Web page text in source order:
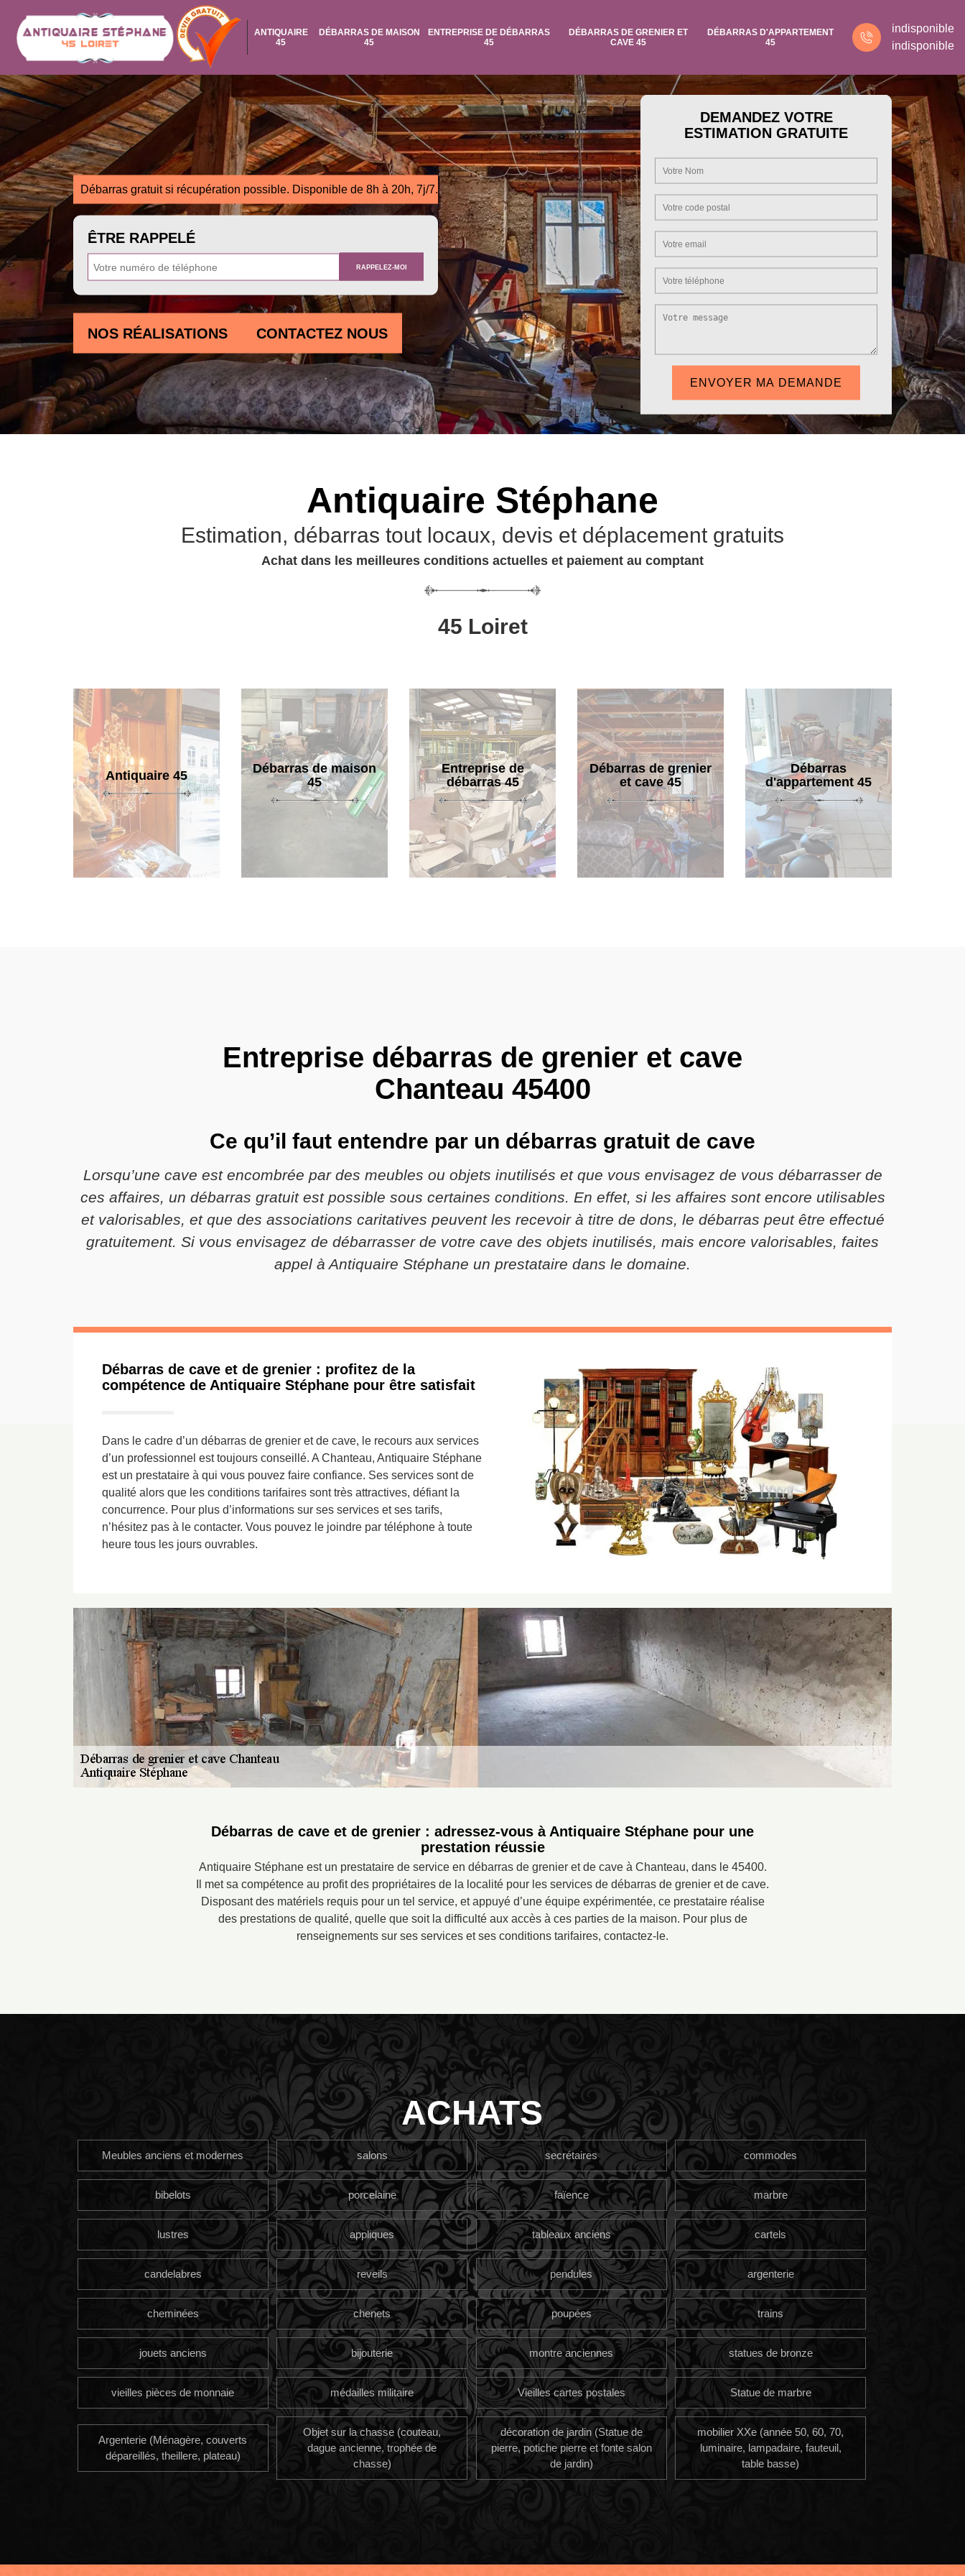
ANTIQUAIRE
45
DÉBARRAS DE MAISON
45
ENTREPRISE DE DÉBARRAS
45
DÉBARRAS DE GRENIER ET
CAVE 45
DÉBARRAS D'APPARTEMENT
45
indisponible
indisponible
Débarras gratuit si récupération possible. Disponible de 8h à 20h, 7j/7.
ÊTRE RAPPELÉ
NOS RÉALISATIONS CONTACTEZ NOUS
DEMANDEZ VOTRE
ESTIMATION GRATUITE
Antiquaire Stéphane
Estimation, débarras tout locaux, devis et déplacement gratuits
Achat dans les meilleures conditions actuelles et paiement au comptant
45 Loiret
Antiquaire 45
Débarras de maison
45
Entreprise de
débarras 45
Débarras de grenier
et cave 45
Débarras
d'appartement 45
Entreprise débarras de grenier et cave
Chanteau 45400
Ce qu’il faut entendre par un débarras gratuit de cave
Lorsqu’une cave est encombrée par des meubles ou objets inutilisés et que vous envisagez de vous débarrasser de
ces affaires, un débarras gratuit est possible sous certaines conditions. En effet, si les affaires sont encore utilisables
et valorisables, et que des associations caritatives peuvent les recevoir à titre de dons, le débarras peut être effectué
gratuitement. Si vous envisagez de débarrasser de votre cave des objets inutilisés, mais encore valorisables, faites
appel à Antiquaire Stéphane un prestataire dans le domaine.
Débarras de cave et de grenier : profitez de la
compétence de Antiquaire Stéphane pour être satisfait
Dans le cadre d’un débarras de grenier et de cave, le recours aux services
d’un professionnel est toujours conseillé. A Chanteau, Antiquaire Stéphane
est un prestataire à qui vous pouvez faire confiance. Ses services sont de
qualité alors que les conditions tarifaires sont très attractives, défiant la
concurrence. Pour plus d’informations sur ses services et ses tarifs,
n’hésitez pas à le contacter. Vous pouvez le joindre par téléphone à toute
heure tous les jours ouvrables.
Débarras de cave et de grenier : adressez-vous à Antiquaire Stéphane pour une
prestation réussie
Antiquaire Stéphane est un prestataire de service en débarras de grenier et de cave à Chanteau, dans le 45400.
Il met sa compétence au profit des propriétaires de la localité pour les services de débarras de grenier et de cave.
Disposant des matériels requis pour un tel service, et appuyé d’une équipe expérimentée, ce prestataire réalise
des prestations de qualité, quelle que soit la difficulté aux accès à ces parties de la maison. Pour plus de
renseignements sur ses services et ses conditions tarifaires, contactez-le.
ACHATS
Meubles anciens et modernes salons secrétaires commodes
bibelots porcelaine faïence marbre
lustres appliques tableaux anciens cartels
candelabres reveils pendules argenterie
cheminées chenets poupées trains
jouets anciens bijouterie montre anciennes statues de bronze
vieilles pièces de monnaie médailles militaire Vieilles cartes postales Statue de marbre
Argenterie (Ménagère, couverts
dépareillés, theillere, plateau)
Objet sur la chasse (couteau,
dague ancienne, trophée de
chasse)
décoration de jardin (Statue de
pierre, potiche pierre et fonte salon
de jardin)
mobilier XXe (année 50, 60, 70,
luminaire, lampadaire, fauteuil,
table basse)